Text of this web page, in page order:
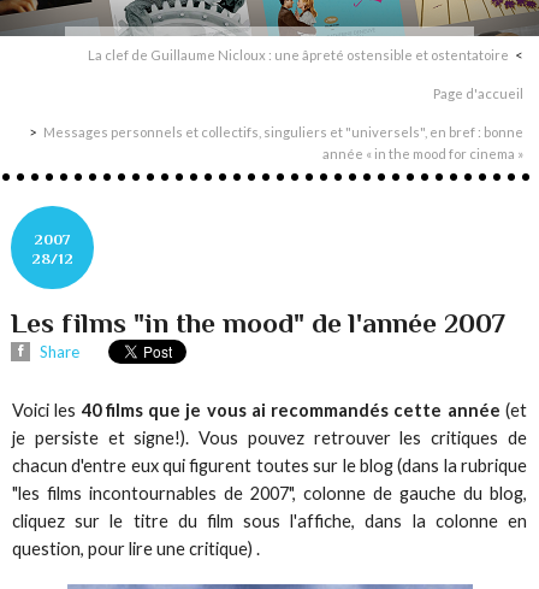
La clef de Guillaume Nicloux : une âpreté ostensible et ostentatoire
Page d'accueil
Messages personnels et collectifs, singuliers et "universels", en bref : bonne
année « in the mood for cinema »
2007
28/12
Les films "in the mood" de l'année 2007
Share
Voici les 40 films que je vous ai recommandés cette année (et
je persiste et signe!). Vous pouvez retrouver les critiques de
chacun d'entre eux qui figurent toutes sur le blog (dans la rubrique
"les films incontournables de 2007", colonne de gauche du blog,
cliquez sur le titre du film sous l'affiche, dans la colonne en
question, pour lire une critique) .